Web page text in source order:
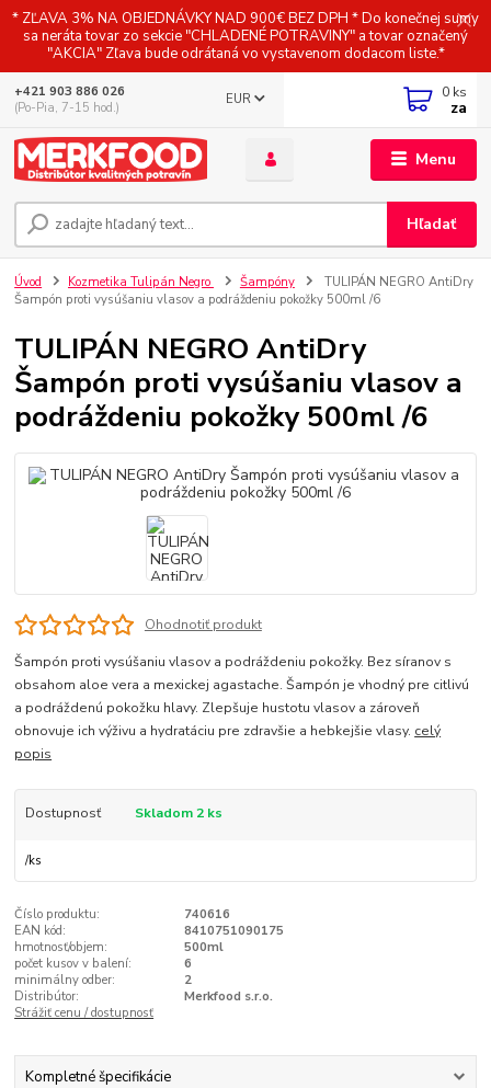
* ZĽAVA 3% NA OBJEDNÁVKY NAD 900€ BEZ DPH * Do konečnej sumy
sa neráta tovar zo sekcie "CHLADENÉ POTRAVINY" a tovar označený
"AKCIA" Zľava bude odrátaná vo vystavenom dodacom liste.*
Menu
EUR
Hľadať
+421 903 886 026
(Po-Pia, 7-15 hod.)
0 ks
za
Úvod Kozmetika Tulipán Negro Šampóny
TULIPÁN NEGRO AntiDry
Šampón proti vysúšaniu vlasov a podráždeniu pokožky 500ml /6
TULIPÁN NEGRO AntiDry
Šampón proti vysúšaniu vlasov a
podráždeniu pokožky 500ml /6
Ohodnotiť produkt
Šampón proti vysúšaniu vlasov a podráždeniu pokožky. Bez síranov s
obsahom aloe vera a mexickej agastache. Šampón je vhodný pre citlivú
a podráždenú pokožku hlavy. Zlepšuje hustotu vlasov a zároveň
obnovuje ich výživu a hydratáciu pre zdravšie a hebkejšie vlasy. celý
popis
Dostupnosť Skladom 2 ks
/ks
Číslo produktu:
740616
EAN kód:
8410751090175
hmotnosť/objem:
500ml
počet kusov v balení:
6
minimálny odber:
2
Distribútor:
Merkfood s.r.o.
Strážiť cenu / dostupnosť
Kompletné špecifikácie